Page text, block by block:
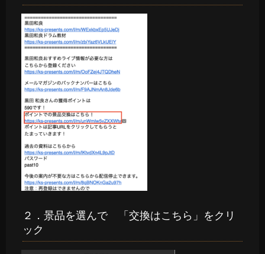
２．景品を選んで 「交換はこちら」をクリ
ック